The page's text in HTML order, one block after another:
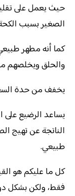
حيث يعمل على
الصغير بسبب
كما أنه مطهر
والحلق ويخلصهم
يخفف من حدة
يساعد الرضيع على
الناتجة عن تهيج
طبيعي.
كل ما عليكم هو
فقط، ولكن بشكل